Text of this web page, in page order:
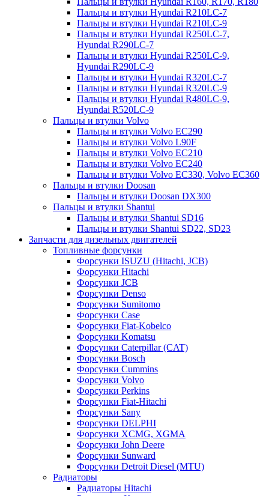
Пальцы и втулки Hyundai R210LC-7
Пальцы и втулки Hyundai R210LC-9
Пальцы и втулки Hyundai R250LC-7,
Hyundai R290LC-7
Пальцы и втулки Hyundai R250LC-9,
Hyundai R290LC-9
Пальцы и втулки Hyundai R320LC-7
Пальцы и втулки Hyundai R320LC-9
Пальцы и втулки Hyundai R480LC-9,
Hyundai R520LC-9
Пальцы и втулки Volvo
Пальцы и втулки Volvo EC290
Пальцы и втулки Volvo L90F
Пальцы и втулки Volvo EC210
Пальцы и втулки Volvo EC240
Пальцы и втулки Volvo EC330, Volvo EC360
Пальцы и втулки Doosan
Пальцы и втулки Doosan DX300
Пальцы и втулки Shantui
Пальцы и втулки Shantui SD16
Пальцы и втулки Shantui SD22, SD23
Запчасти для дизельных двигателей
Топливные форсунки
Форсунки ISUZU (Hitachi, JCB)
Форсунки Hitachi
Форсунки JCB
Форсунки Denso
Форсунки Sumitomo
Форсунки Case
Форсунки Fiat-Kobelco
Форсунки Komatsu
Форсунки Caterpillar (CAT)
Форсунки Bosch
Форсунки Cummins
Форсунки Volvo
Форсунки Perkins
Форсунки Fiat-Hitachi
Форсунки Sany
Форсунки DELPHI
Форсунки XCMG, XGMA
Форсунки John Deere
Форсунки Sunward
Форсунки Detroit Diesel (MTU)
Радиаторы
Радиаторы Hitachi